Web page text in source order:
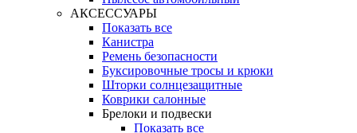
АКСЕССУАРЫ
Показать все
Канистра
Ремень безопасности
Буксировочные тросы и крюки
Шторки солнцезащитные
Коврики салонные
Брелоки и подвески
Показать все